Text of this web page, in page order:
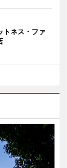
トネス・ファ